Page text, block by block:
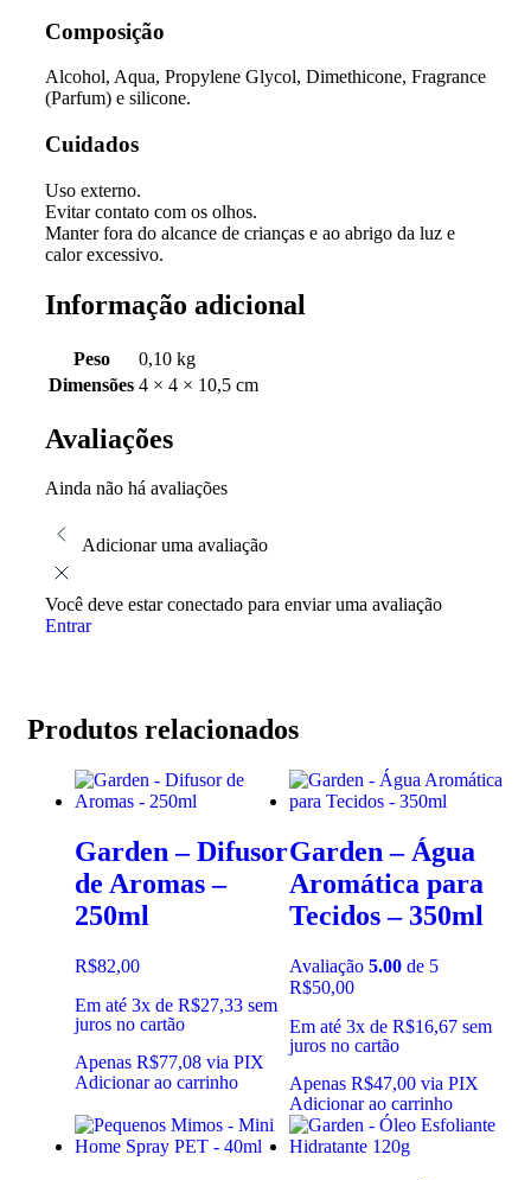
Composição
Alcohol, Aqua, Propylene Glycol, Dimethicone, Fragrance
(Parfum) e silicone.
Cuidados
Uso externo.
Evitar contato com os olhos.
Manter fora do alcance de crianças e ao abrigo da luz e
calor excessivo.
Informação adicional
Peso
0,10 kg
Dimensões 4 × 4 × 10,5 cm
Avaliações
Ainda não há avaliações
Adicionar uma avaliação
Você deve estar conectado para enviar uma avaliação
Entrar
Produtos relacionados
Garden – Difusor
de Aromas –
250ml
R$82,00
Em até 3x de R$27,33 sem
juros no cartão
Apenas R$77,08 via PIX
Adicionar ao carrinho
Garden – Água
Aromática para
Tecidos – 350ml
Avaliação 5.00 de 5
R$50,00
Em até 3x de R$16,67 sem
juros no cartão
Apenas R$47,00 via PIX
Adicionar ao carrinho